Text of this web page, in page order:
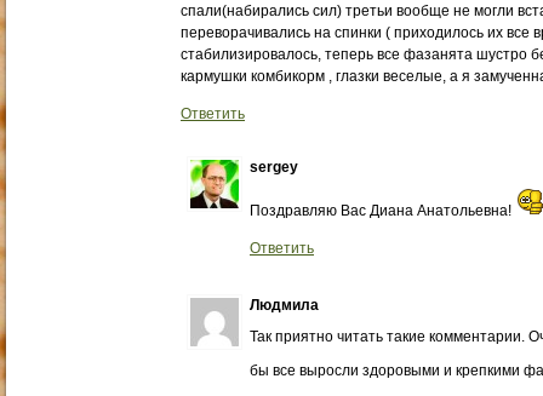
спали(набирались сил) третьи вообще не могли
переворачивались на спинки ( приходилось их все
стабилизировалось, теперь все фазанята шустро
кармушки комбикорм , глазки веселые, а я
Ответить
sergey
Поздравляю Вас Диана Анатольевна!
Ответить
Людмила
Так приятно читать такие комментарии.
бы все выросли здоровыми и крепкими